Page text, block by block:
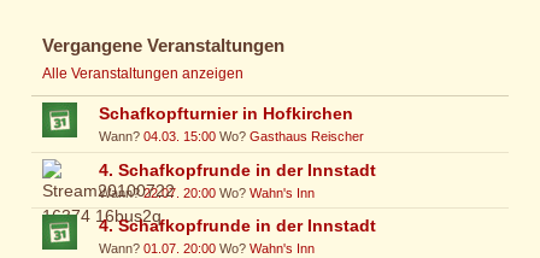
Vergangene Veranstaltungen
Alle Veranstaltungen anzeigen
Schafkopfturnier in Hofkirchen
Wann?04.03. 15:00 Wo?Gasthaus Reischer
4. Schafkopfrunde in der Innstadt
Wann?22.07. 20:00 Wo?Wahn's Inn
4. Schafkopfrunde in der Innstadt
Wann?01.07. 20:00 Wo?Wahn's Inn